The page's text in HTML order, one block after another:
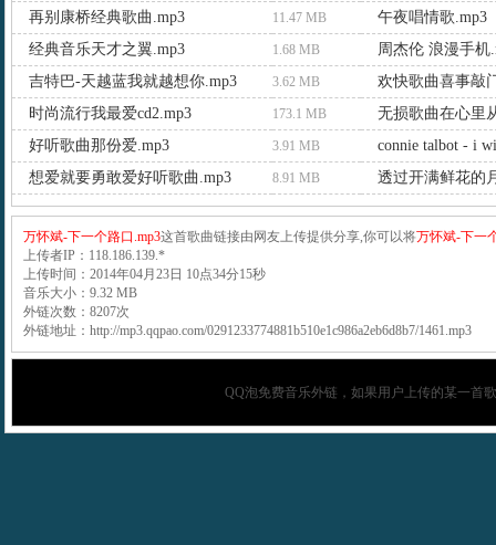
再别康桥经典歌曲.mp3
11.47 MB
午夜唱情歌.mp3
经典音乐天才之翼.mp3
1.68 MB
周杰伦 浪漫手机
吉特巴-天越蓝我就越想你.mp3
3.62 MB
欢快歌曲喜事敲
时尚流行我最爱cd2.mp3
173.1 MB
好听歌曲那份爱.mp3 3.91 MB
想爱就要勇敢爱好听歌曲.mp3 8.91 MB 透过开满鲜花的
万怀斌-下一个路口.mp3这首歌曲链接由网友上传提供分享,你可以将万怀斌-下一
上传者IP：118.186.139.*
上传时间：2014年04月23日 10点34分15秒
音乐大小：9.32 MB
外链次数：8207次
外链地址：http://mp3.qqpao.com/0291233774881b510e1c986a2eb6d8b7/1461.mp3
QQ泡免费音乐外链，如果用户上传的某一首